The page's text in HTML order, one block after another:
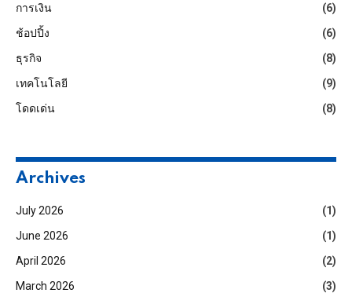
การเงิน
(6)
ช้อปปิ้ง
(6)
ธุรกิจ
(8)
เทคโนโลยี
(9)
โดดเด่น
(8)
Archives
July 2026
(1)
June 2026
(1)
April 2026
(2)
March 2026
(3)